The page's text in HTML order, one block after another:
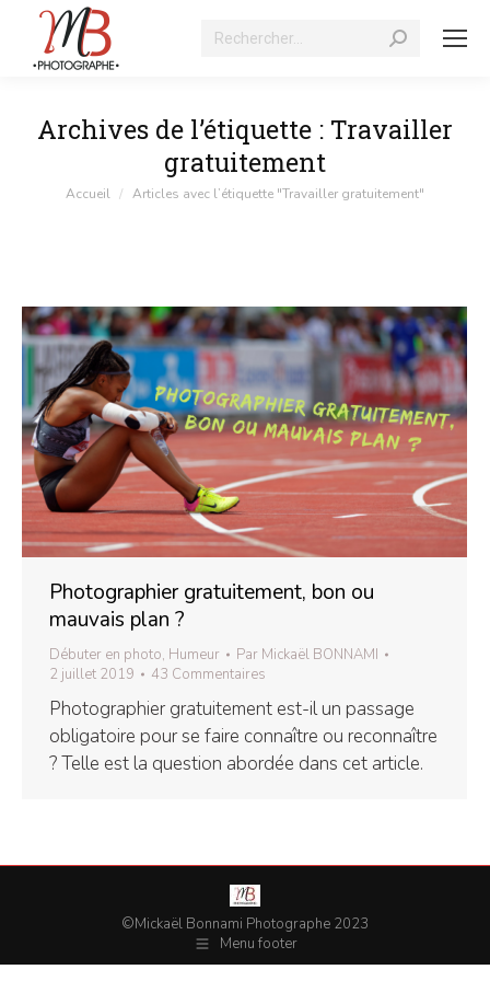
Recherche
Archives de l’étiquette : Travailler
gratuitement
Vous êtes ici :
Accueil Articles avec l’étiquette "Travailler gratuitement"
Photographier gratuitement, bon ou
mauvais plan ?
Débuter en photo, Humeur Par Mickaël BONNAMI
2 juillet 2019
43 Commentaires
Photographier gratuitement est-il un passage
obligatoire pour se faire connaître ou reconnaître
? Telle est la question abordée dans cet article.
©Mickaël Bonnami Photographe 2023
Menu footer